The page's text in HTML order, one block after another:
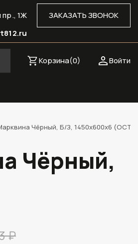
ЗАКАЗАТЬ ЗВОНОК
пр., 1Ж
Войти
Корзина(0)
Чёрный, Б/З, 1450х600х6
Чёрный,
₽